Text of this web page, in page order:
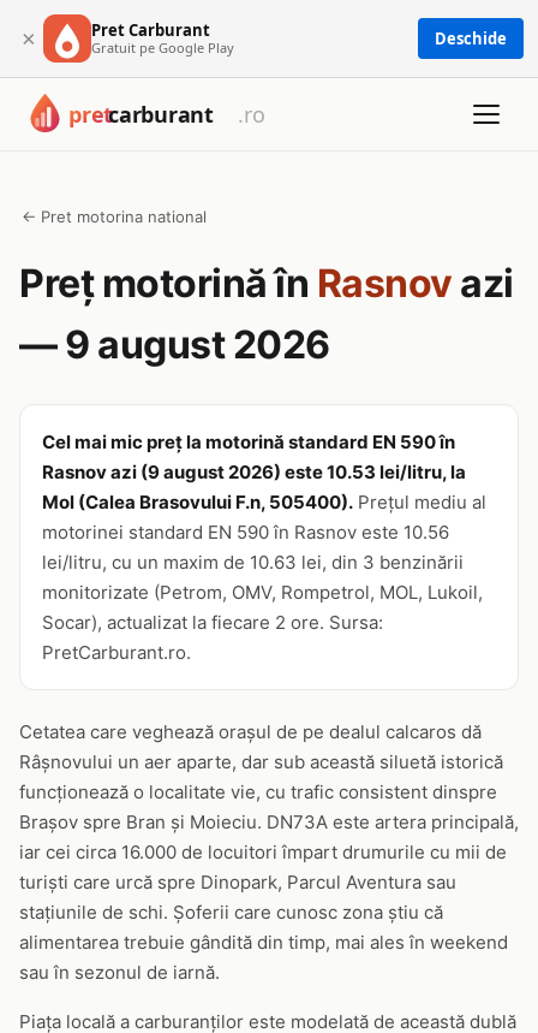
× Pret Carburant
Gratuit pe Google Play Deschide
← Pret motorina national
Preț motorină în Rasnov azi
— 9 august 2026
Cel mai mic preț la motorină standard EN 590 în
Rasnov azi (9 august 2026) este 10.53 lei/litru, la
Mol (Calea Brasovului F.n, 505400). Prețul mediu al
motorinei standard EN 590 în Rasnov este 10.56
lei/litru, cu un maxim de 10.63 lei, din 3 benzinării
monitorizate (Petrom, OMV, Rompetrol, MOL, Lukoil,
Socar), actualizat la fiecare 2 ore. Sursa:
PretCarburant.ro.
Cetatea care veghează orașul de pe dealul calcaros dă
Râșnovului un aer aparte, dar sub această siluetă istorică
funcționează o localitate vie, cu trafic consistent dinspre
Brașov spre Bran și Moieciu. DN73A este artera principală,
iar cei circa 16.000 de locuitori împart drumurile cu mii de
turiști care urcă spre Dinopark, Parcul Aventura sau
stațiunile de schi. Șoferii care cunosc zona știu că
alimentarea trebuie gândită din timp, mai ales în weekend
sau în sezonul de iarnă.
Piața locală a carburanților este modelată de această dublă